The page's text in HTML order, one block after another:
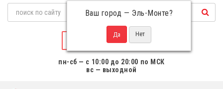
Ваш город — Эль-Монте?
НАПИСАТЬ НАМ
пн-сб — с 10:00 до 20:00 по МСК
вс — выходной